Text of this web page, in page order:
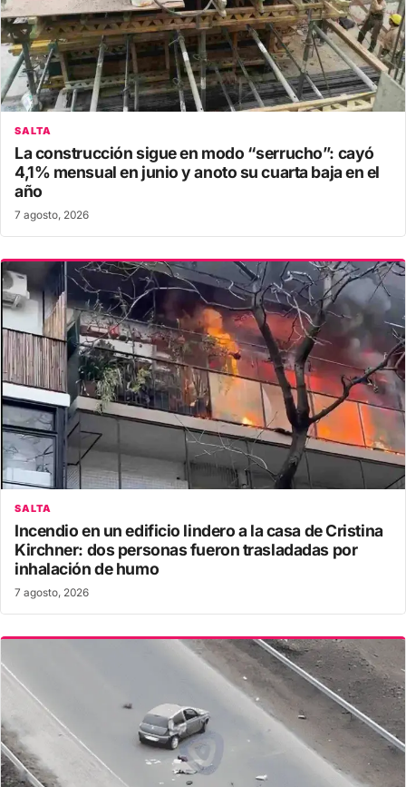
SALTA
La construcción sigue en modo “serrucho”: cayó
4,1% mensual en junio y anoto su cuarta baja en el
año
7 agosto, 2026
SALTA
Incendio en un edificio lindero a la casa de Cristina
Kirchner: dos personas fueron trasladadas por
inhalación de humo
7 agosto, 2026